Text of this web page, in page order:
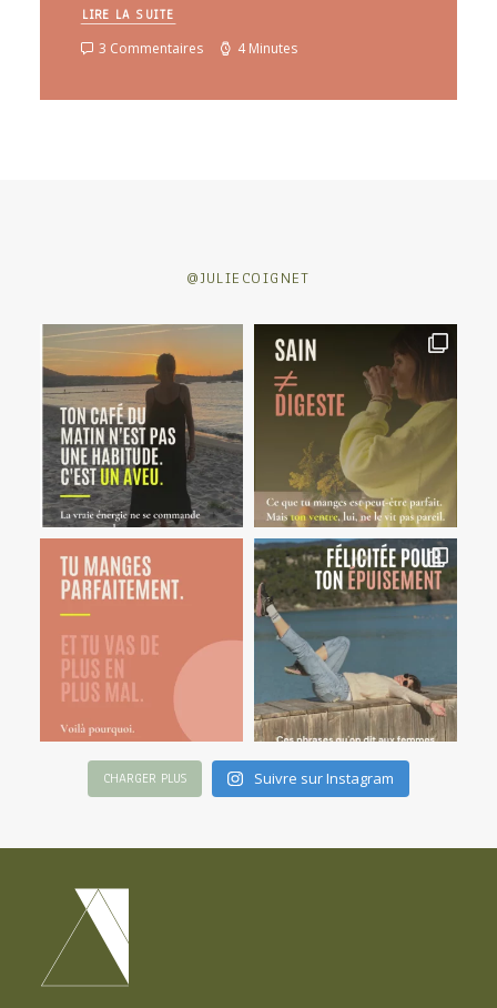
LIRE LA SUITE
3 Commentaires 4 Minutes
@JULIECOIGNET
CHARGER PLUS Suivre sur Instagram